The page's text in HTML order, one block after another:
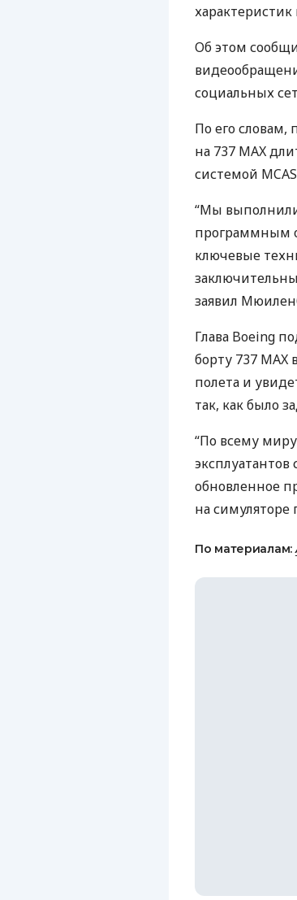
Об этом
социальных
По его
на 737 MAX
системой MCAS
“Мы
программным
ключевые
заявил
Глава Boeing
борту 737 MAX
полета и
так, как было
“По всему
эксплуатантов
обновленное
на
По материалам: